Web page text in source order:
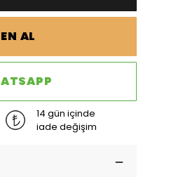
AL
14 gün içinde
iade değişim